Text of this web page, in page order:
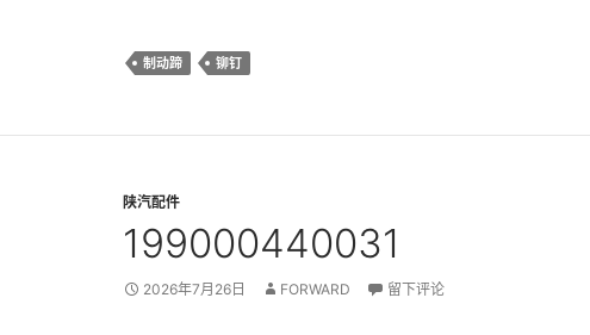
制动蹄 铆钉
陕汽配件
199000440031
2026年7月26日 FORWARD 留下评论